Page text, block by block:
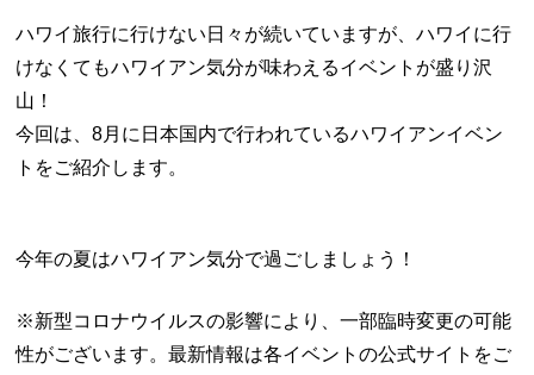
ハワイ旅行に行けない日々が続いていますが、ハワイに行
けなくてもハワイアン気分が味わえるイベントが盛り沢
山！
今回は、8月に日本国内で行われているハワイアンイベン
トをご紹介します。
今年の夏はハワイアン気分で過ごしましょう！
※新型コロナウイルスの影響により、一部臨時変更の可能
性がございます。最新情報は各イベントの公式サイトをご